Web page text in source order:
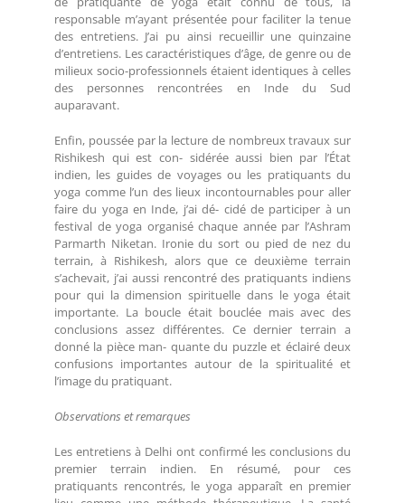
responsable m’ayant présentée pour faciliter la tenue
des entretiens. J’ai pu ainsi recueillir une quinzaine
d’entretiens. Les caractéristiques d’âge, de genre ou de
milieux socio-professionnels étaient identiques à celles
des personnes rencontrées en Inde du Sud
auparavant.
Enfin, poussée par la lecture de nombreux travaux sur
Rishikesh qui est con- sidérée aussi bien par l’État
indien, les guides de voyages ou les pratiquants du
yoga comme l’un des lieux incontournables pour aller
faire du yoga en Inde, j’ai dé- cidé de participer à un
festival de yoga organisé chaque année par l’Ashram
Parmarth Niketan. Ironie du sort ou pied de nez du
terrain, à Rishikesh, alors que ce deuxième terrain
s’achevait, j’ai aussi rencontré des pratiquants indiens
pour qui la dimension spirituelle dans le yoga était
importante. La boucle était bouclée mais avec des
conclusions assez différentes. Ce dernier terrain a
donné la pièce man- quante du puzzle et éclairé deux
confusions importantes autour de la spiritualité et
l’image du pratiquant.
Observations et remarques
Les entretiens à Delhi ont confirmé les conclusions du
premier terrain indien. En résumé, pour ces
pratiquants rencontrés, le yoga apparaît en premier